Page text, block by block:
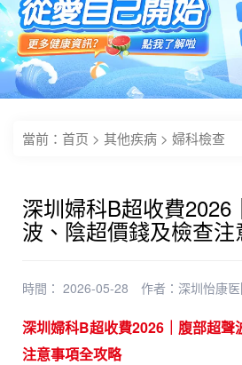
當前： 首页 > 其他疾病 > 婦科檢查
深圳婦科B超收費2026
波、陰超價錢及檢查
時間： 2026-05-28 作者： 深圳怡康
深圳婦科B超收費2026｜腹部超聲
注意事項全攻略